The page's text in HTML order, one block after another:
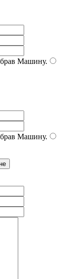
Машину.
Машину.